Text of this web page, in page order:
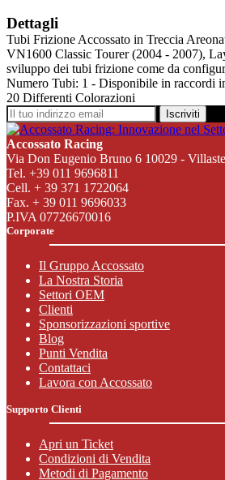
Dettagli
Tubi Frizione Accossato in Treccia
VN1600 Classic Tourer (2004 - 2007),
sviluppo dei tubi frizione come da
Numero Tubi: 1 - Disponibile in raccordi
20 Differenti Colorazioni
Iscriviti
Accossato Racing
Via Don Eugenio Bruno 6 10029 -
Tel. +39 011 9696811
Cell. + 39 371 1722064
Fax. + 39 011 9696033
P.IVA 07726670016
Corporate
Il Gruppo Accossato
La Nostra Storia
Settori OEM
Clienti
Sponsorizzazioni sportive
Blog
Punti Vendita
Contattaci
Lavora con Accossato
Supporto Clienti
Apri un Ticket
Condizioni di Vendita
Metodi di Pagamento